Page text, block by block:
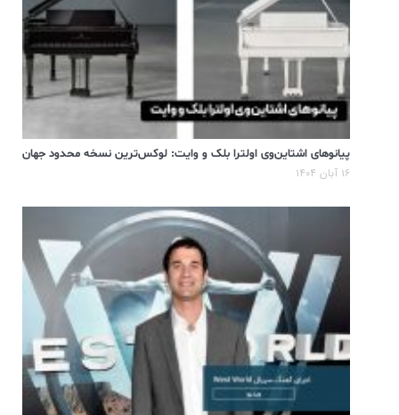
پیانوهای اشتاین‌وی اولترا بلک و وایت: لوکس‌ترین نسخه محدود جهان
۱۶ آبان ۱۴۰۴